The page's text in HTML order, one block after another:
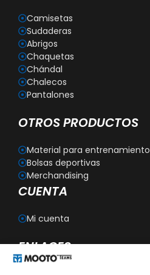
Camisetas
Sudaderas
Abrigos
Chaquetas
Chándal
Chalecos
Pantalones
OTROS PRODUCTOS
Material para entrenamiento
Bolsas deportivas
Merchandising
CUENTA
Mi cuenta
ENLACES